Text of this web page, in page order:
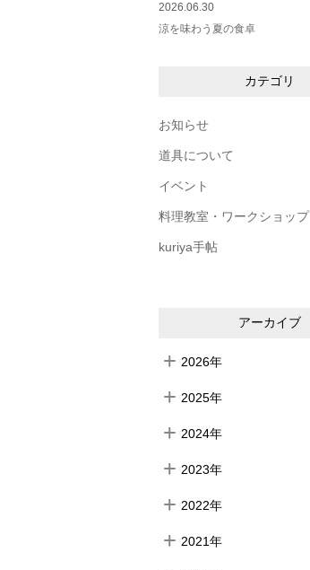
2026.06.30
涼を味わう夏の食卓
カテゴリ
お知らせ
道具について
イベント
料理教室・ワークショップ
kuriya手帖
アーカイブ
2026年
2025年
2024年
2023年
2022年
2021年